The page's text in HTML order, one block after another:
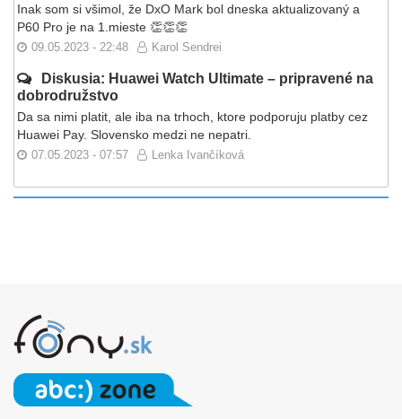
Inak som si všimol, že DxO Mark bol dneska aktualizovaný a
P60 Pro je na 1.mieste 👏👏👏
09.05.2023 - 22:48 Karol Sendrei
Diskusia: Huawei Watch Ultimate – pripravené na
dobrodružstvo
Da sa nimi platit, ale iba na trhoch, ktore podporuju platby cez
Huawei Pay. Slovensko medzi ne nepatri.
07.05.2023 - 07:57 Lenka Ivančíková